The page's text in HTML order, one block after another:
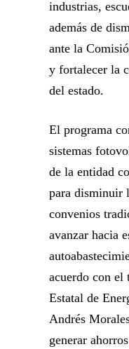
industrias,
además de
ante la
y fortalecer la
del estado.
El programa
sistemas
de la entidad
para disminuir
convenios
avanzar hacia
acuerdo con
Estatal de
Andrés
generar